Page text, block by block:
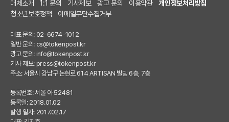
매체소개 1:1 문의 기사제보 광고 문의 이용약관
개인정보처리방침
청소년보호정책
이메일무단수집거부
대표 문의: 02-6674-1012
일반 문의: cs@tokenpost.kr
광고 문의: info@tokenpost.kr
기사 제보: press@tokenpost.kr
주소: 서울시 강남구 논현로 614 ARTISAN 빌딩 6층, 7층
등록번호: 서울 아 52481
등록일: 2018.01.02
발행 일자: 2017.02.17